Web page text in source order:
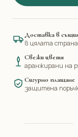
Доставка в
в цялата страна
Свежи цветя
аранжирани на
Сигурно плащане
защитена